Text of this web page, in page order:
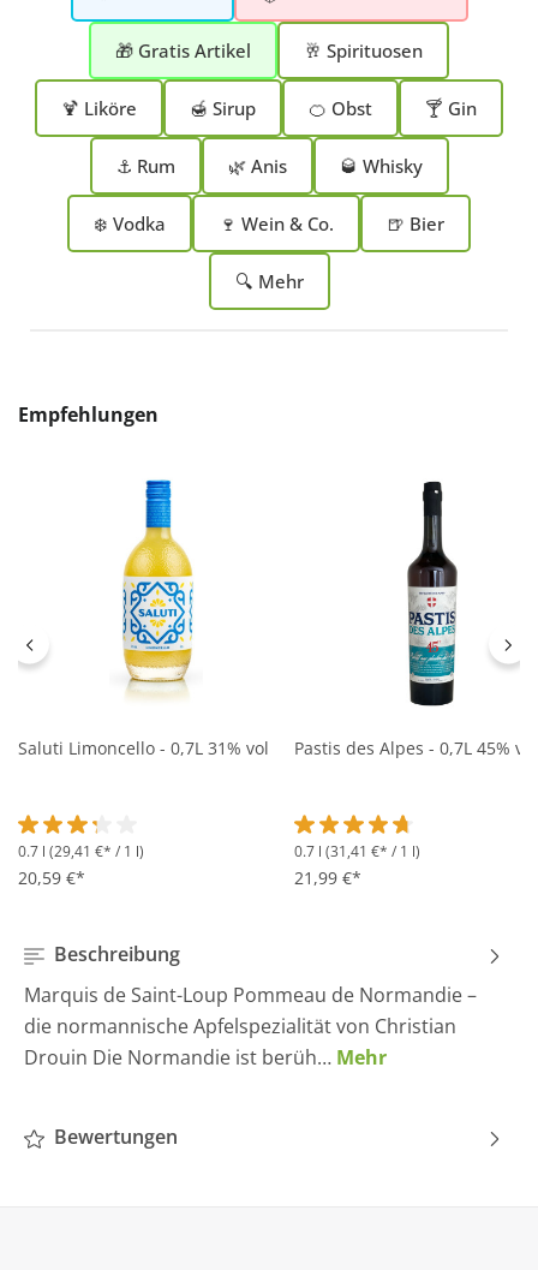
🎁 Gratis Artikel 🥂 Spirituosen
🍹 Liköre 🍯 Sirup 🍊 Obst 🍸 Gin
⚓ Rum 🌿 Anis 🥃 Whisky
❄️ Vodka 🍷 Wein & Co. 🍺 Bier
🔍 Mehr
Produktgalerie überspringen
Empfehlungen
Saluti Limoncello - 0,7L 31% vol
Durchschnittliche Bewertung von 3.2 von 5 Sternen
0.7 l (29,41 €* / 1 l)
20,59 €*
Pastis des Alpes - 0,7L 45% vol
Durchschnittliche
0.7 l (31,41 €* / 1 l)
21,99 €*
Beschreibung
Marquis de Saint-Loup Pommeau de Normandie –
die normannische Apfelspezialität von Christian
Drouin Die Normandie ist berüh… Mehr
Bewertungen